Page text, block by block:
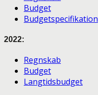
Budget
Budgetspecifikation
2022:
Regnskab
Budget
Langtidsbudget